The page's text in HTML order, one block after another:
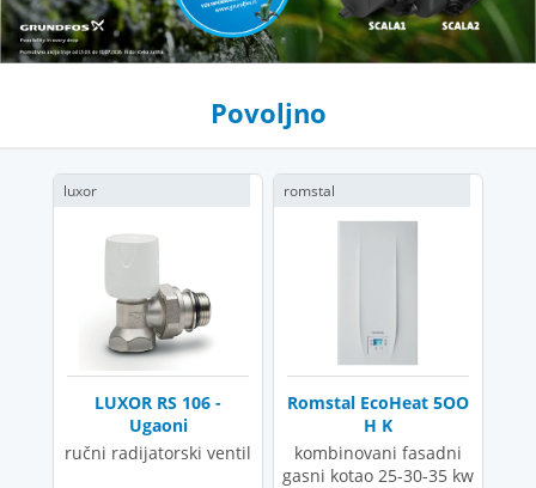
Povoljno
LUXOR RS 106 -
Ugaoni
ručni radijatorski ventil
luxor
Romstal EcoHeat 5OO
H K
kombinovani fasadni
gasni kotao 25-30-35 kw
romstal